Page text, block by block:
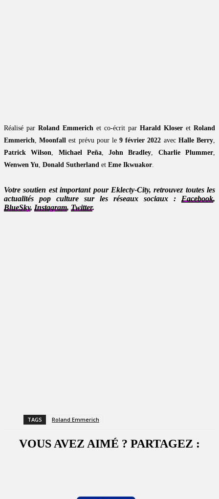
Réalisé par Roland Emmerich et co-écrit par Harald Kloser et Roland
Emmerich,Moonfall est prévu pour le9 février 2022 avec Halle Berry,
Patrick Wilson, Michael Peña,John Bradley, Charlie Plummer,
Wenwen Yu, Donald Sutherland et Eme Ikwuakor.
Votre soutien est important pour Eklecty-City, retrouvez toutes les
actualités pop culture sur les réseaux sociaux : Facebook,
BlueSky, Instagram, Twitter.
TAGS Roland Emmerich
VOUS AVEZ AIMÉ ? PARTAGEZ :